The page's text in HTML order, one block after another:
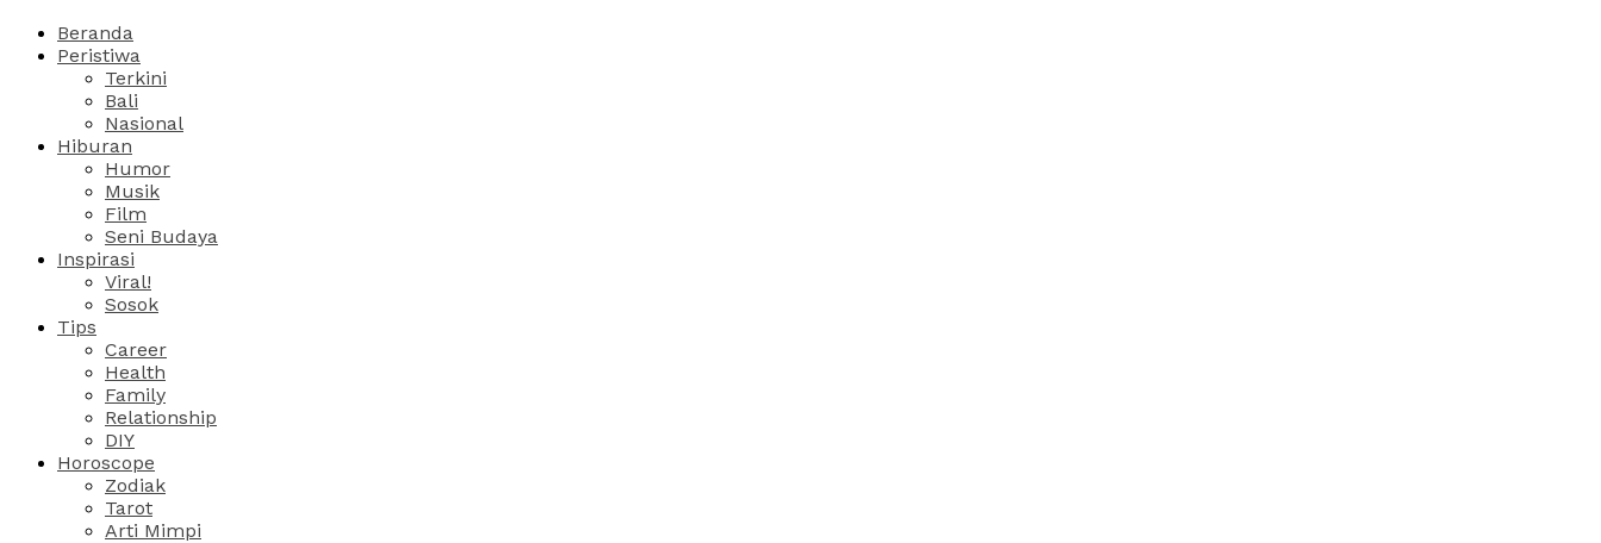
Beranda
Peristiwa
Terkini
Bali
Nasional
Hiburan
Humor
Musik
Film
Seni Budaya
Inspirasi
Viral!
Sosok
Tips
Career
Health
Family
Relationship
DIY
Horoscope
Zodiak
Tarot
Arti Mimpi